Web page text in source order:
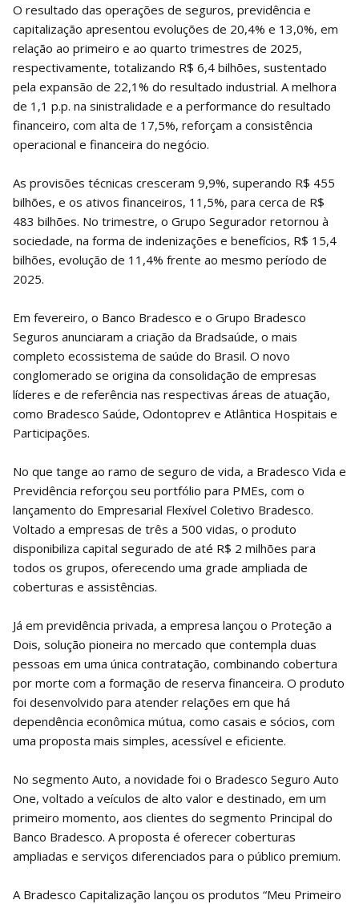
O resultado das operações de seguros, previdência e
capitalização apresentou evoluções de 20,4% e 13,0%, em
relação ao primeiro e ao quarto trimestres de 2025,
respectivamente, totalizando R$ 6,4 bilhões, sustentado
pela expansão de 22,1% do resultado industrial. A melhora
de 1,1 p.p. na sinistralidade e a performance do resultado
financeiro, com alta de 17,5%, reforçam a consistência
operacional e financeira do negócio.
As provisões técnicas cresceram 9,9%, superando R$ 455
bilhões, e os ativos financeiros, 11,5%, para cerca de R$
483 bilhões. No trimestre, o Grupo Segurador retornou à
sociedade, na forma de indenizações e benefícios, R$ 15,4
bilhões, evolução de 11,4% frente ao mesmo período de
2025.
Em fevereiro, o Banco Bradesco e o Grupo Bradesco
Seguros anunciaram a criação da Bradsaúde, o mais
completo ecossistema de saúde do Brasil. O novo
conglomerado se origina da consolidação de empresas
líderes e de referência nas respectivas áreas de atuação,
como Bradesco Saúde, Odontoprev e Atlântica Hospitais e
Participações.
No que tange ao ramo de seguro de vida, a Bradesco Vida e
Previdência reforçou seu portfólio para PMEs, com o
lançamento do Empresarial Flexível Coletivo Bradesco.
Voltado a empresas de três a 500 vidas, o produto
disponibiliza capital segurado de até R$ 2 milhões para
todos os grupos, oferecendo uma grade ampliada de
coberturas e assistências.
Já em previdência privada, a empresa lançou o Proteção a
Dois, solução pioneira no mercado que contempla duas
pessoas em uma única contratação, combinando cobertura
por morte com a formação de reserva financeira. O produto
foi desenvolvido para atender relações em que há
dependência econômica mútua, como casais e sócios, com
uma proposta mais simples, acessível e eficiente.
No segmento Auto, a novidade foi o Bradesco Seguro Auto
One, voltado a veículos de alto valor e destinado, em um
primeiro momento, aos clientes do segmento Principal do
Banco Bradesco. A proposta é oferecer coberturas
ampliadas e serviços diferenciados para o público premium.
A Bradesco Capitalização lançou os produtos “Meu Primeiro